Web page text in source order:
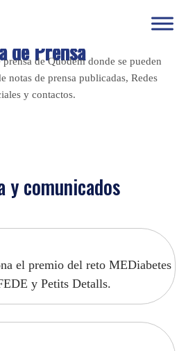
de Prensa
de Quodem donde se pueden
notas de prensa publicadas, Redes
y contactos.
y comunicados
el premio del reto MEDiabetes
y Petits Detalls.